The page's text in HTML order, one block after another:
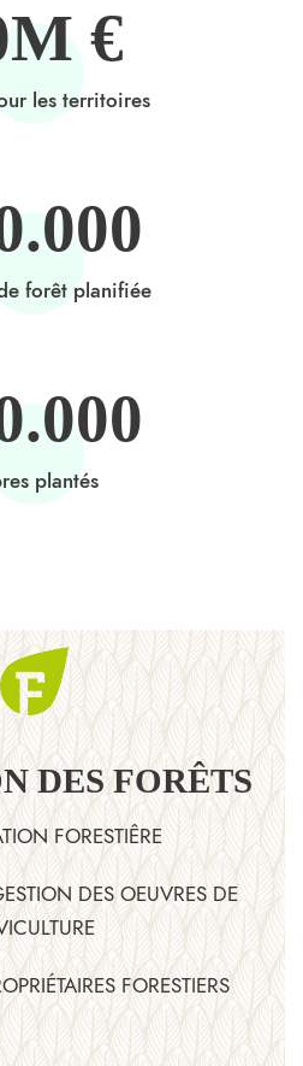
M €
les territoires
.000
forêt planifiée
.000
plantés
DES FORÊTS
FORESTIÊRE
DES OEUVRES DE
FORESTIERS